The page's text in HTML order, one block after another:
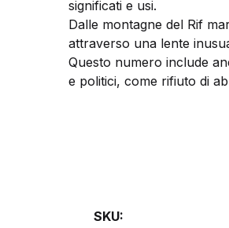
significati e usi.
Dalle montagne del Rif
attraverso una lente
Questo numero include
e politici, come rifiuto di
SKU: